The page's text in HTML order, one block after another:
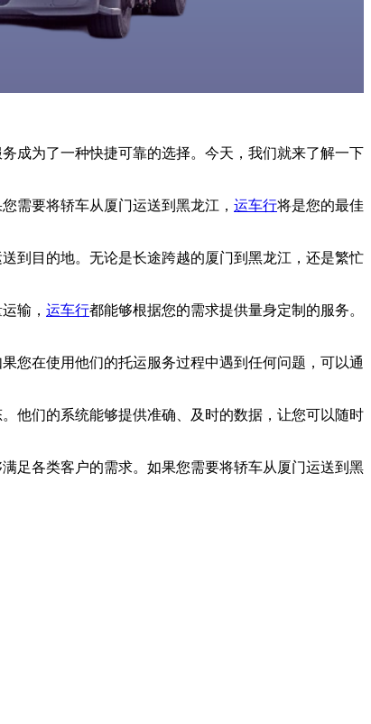
务成为了一种快捷可靠的选择。今天，我们就来了解一下
需要将轿车从厦门运送到黑龙江， 运车行将是您的最佳
到目的地。无论是长途跨越的厦门到黑龙江，还是繁忙
输， 运车行都能够根据您的需求提供量身定制的服务。
您在使用他们的托运服务过程中遇到任何问题，可以通
他们的系统能够提供准确、及时的数据，让您可以随时
足各类客户的需求。如果您需要将轿车从厦门运送到黑